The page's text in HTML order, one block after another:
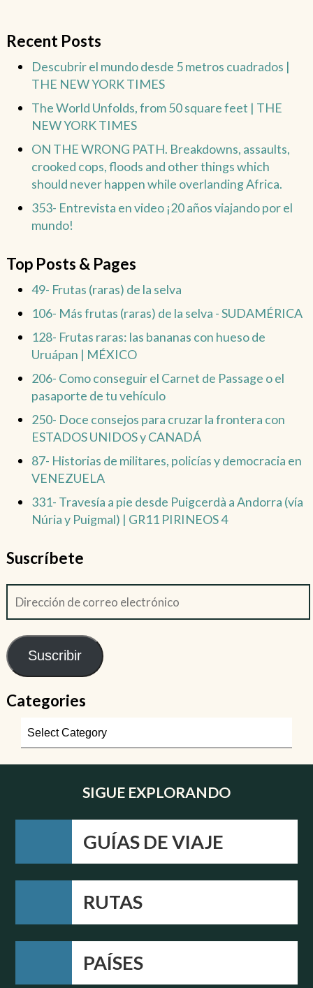
Recent Posts
Descubrir el mundo desde 5 metros cuadrados |
THE NEW YORK TIMES
The World Unfolds, from 50 square feet | THE
NEW YORK TIMES
ON THE WRONG PATH. Breakdowns, assaults,
crooked cops, floods and other things which
should never happen while overlanding Africa.
353- Entrevista en video ¡20 años viajando por el
mundo!
Top Posts & Pages
49- Frutas (raras) de la selva
106- Más frutas (raras) de la selva - SUDAMÉRICA
128- Frutas raras: las bananas con hueso de
Uruápan | MÉXICO
206- Como conseguir el Carnet de Passage o el
pasaporte de tu vehículo
250- Doce consejos para cruzar la frontera con
ESTADOS UNIDOS y CANADÁ
87- Historias de militares, policías y democracia en
VENEZUELA
331- Travesía a pie desde Puigcerdà a Andorra (vía
Núria y Puigmal) | GR11 PIRINEOS 4
Suscríbete
Suscribir
Categories
SIGUE EXPLORANDO
GUÍAS DE VIAJE
RUTAS
PAÍSES